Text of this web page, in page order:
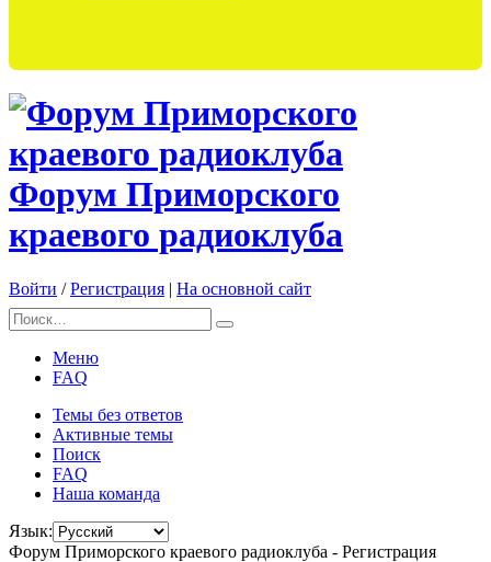
Форум Приморского
краевого радиоклуба
Войти /Регистрация | На основной сайт
Меню
FAQ
Темы без ответов
Активные темы
Поиск
FAQ
Наша команда
Язык:
Форум Приморского краевого радиоклуба - Регистрация